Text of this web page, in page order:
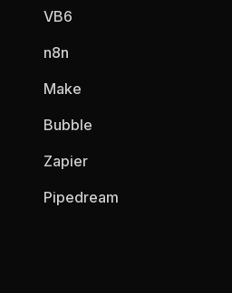
VB6
n8n
Make
Bubble
Zapier
Pipedream